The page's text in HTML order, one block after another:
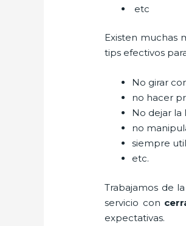
etc
Existen muchas
tips efectivos
No girar
no hacer
No dejar la
no
siempre
etc.
Trabajamos de
servicio con
expectativas.